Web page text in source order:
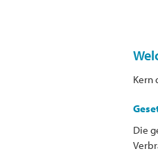
Kern
Die